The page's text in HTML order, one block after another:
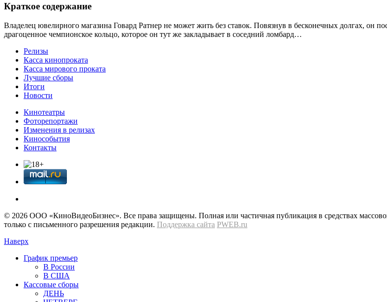
Краткое содержание
Владелец ювелирного магазина Говард Ратнер не может жить без ставок. Повязнув в бесконечных долгах, он
драгоценное чемпионское кольцо, которое он тут же закладывает в соседний ломбард…
Релизы
Касса кинопроката
Касса мирового проката
Лучшие сборы
Итоги
Новости
Кинотеатры
Фоторепортажи
Изменения в релизах
Кинособытия
Контакты
© 2026 OOО «КиноВидеоБизнес». Все права защищены. Полная или частичная публикация в средствах
только с письменного разрешения редакции. Поддержка сайта PWEB.ru
Наверх
График премьер
В России
В США
Кассовые сборы
ДЕНЬ